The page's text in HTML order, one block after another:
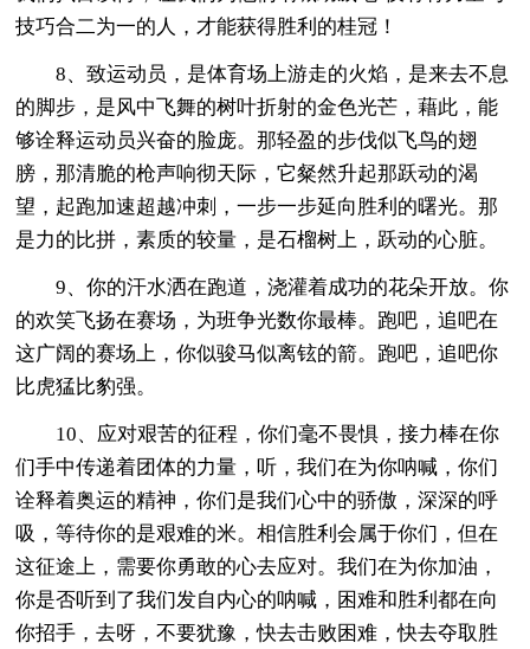
技巧合二为一的人，才能获得胜利的桂冠！
8、致运动员，是体育场上游走的火焰，是来去不息
的脚步，是风中飞舞的树叶折射的金色光芒，藉此，能
够诠释运动员兴奋的脸庞。那轻盈的步伐似飞鸟的翅
膀，那清脆的枪声响彻天际，它粲然升起那跃动的渴
望，起跑加速超越冲刺，一步一步延向胜利的曙光。那
是力的比拼，素质的较量，是石榴树上，跃动的心脏。
9、你的汗水洒在跑道，浇灌着成功的花朵开放。你
的欢笑飞扬在赛场，为班争光数你最棒。跑吧，追吧在
这广阔的赛场上，你似骏马似离铉的箭。跑吧，追吧你
比虎猛比豹强。
10、应对艰苦的征程，你们毫不畏惧，接力棒在你
们手中传递着团体的力量，听，我们在为你呐喊，你们
诠释着奥运的精神，你们是我们心中的骄傲，深深的呼
吸，等待你的是艰难的米。相信胜利会属于你们，但在
这征途上，需要你勇敢的心去应对。我们在为你加油，
你是否听到了我们发自内心的呐喊，困难和胜利都在向
你招手，去呀，不要犹豫，快去击败困难，快去夺取胜